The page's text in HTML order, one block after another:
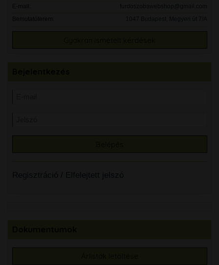
E-mail:
furdoszobawebshop@gmail.com
Bemutatóterem:
1047 Budapest, Megyeri út 7/A
Regisztráció / Elfelejtett jelszó